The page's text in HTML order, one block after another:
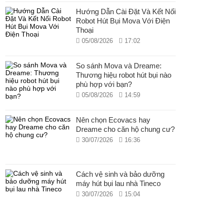
Hướng Dẫn Cài Đặt Và Kết Nối
Robot Hút Bụi Mova Với Điện
Thoại
05/08/2026 17:02
So sánh Mova và Dreame:
Thương hiệu robot hút bụi nào
phù hợp với bạn?
05/08/2026 14:59
Nên chọn Ecovacs hay
Dreame cho căn hộ chung cư?
30/07/2026 16:36
Cách vệ sinh và bảo dưỡng
máy hút bụi lau nhà Tineco
30/07/2026 15:04